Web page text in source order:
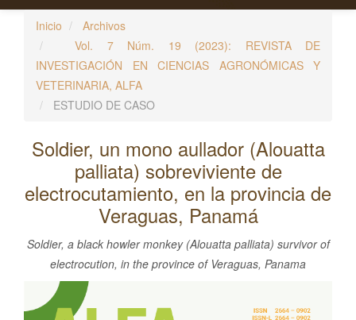
r
l
o
e
d
Inicio
Archivos
Vol. 7 Núm. 19 (2023): REVISTA DE
INVESTIGACIÓN EN CIENCIAS AGRONÓMICAS Y
VETERINARIA, ALFA
ESTUDIO DE CASO
Soldier, un mono aullador (Alouatta
palliata) sobreviviente de
electrocutamiento, en la provincia de
Veraguas, Panamá
Soldier, a black howler monkey (Alouatta palliata) survivor of
electrocution, in the province of Veraguas, Panama
Barra
lateral